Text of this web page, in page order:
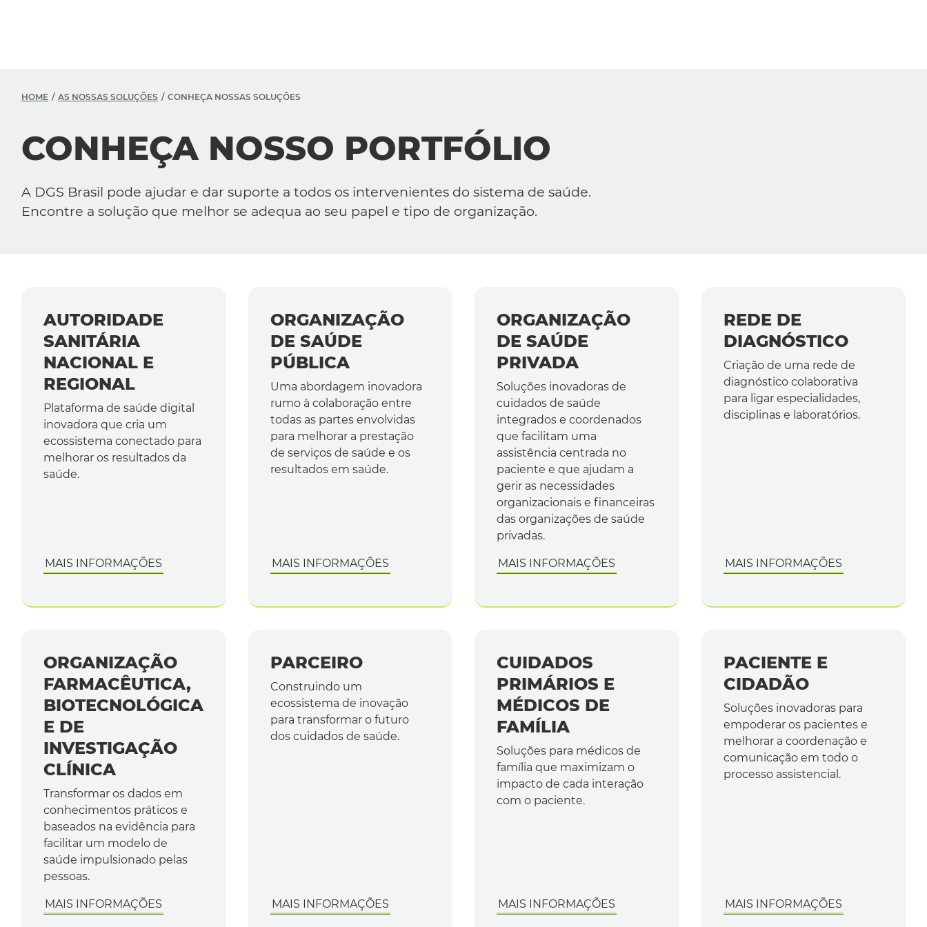
Escolha a sua área de interesse
HOME AS NOSSAS SOLUÇÕES CONHEÇA NOSSAS SOLUÇÕES
CONHEÇA NOSSO PORTFÓLIO
A DGS Brasil pode ajudar e dar suporte a todos os intervenientes do sistema de saúde.
Encontre a solução que melhor se adequa ao seu papel e tipo de organização.
AUTORIDADE
SANITÁRIA
NACIONAL E
REGIONAL
Plataforma de saúde digital
inovadora que cria um
ecossistema conectado para
melhorar os resultados da
saúde.
MAIS INFORMAÇÕES
ORGANIZAÇÃO
DE SAÚDE
PÚBLICA
Uma abordagem inovadora
rumo à colaboração entre
todas as partes envolvidas
para melhorar a prestação
de serviços de saúde e os
resultados em saúde.
MAIS INFORMAÇÕES
ORGANIZAÇÃO
DE SAÚDE
PRIVADA
Soluções inovadoras de
cuidados de saúde
integrados e coordenados
que facilitam uma
assistência centrada no
paciente e que ajudam a
gerir as necessidades
organizacionais e financeiras
das organizações de saúde
privadas.
MAIS INFORMAÇÕES
REDE DE
DIAGNÓSTICO
Criação de uma rede de
diagnóstico colaborativa
para ligar especialidades,
disciplinas e laboratórios.
MAIS INFORMAÇÕES
ORGANIZAÇÃO
FARMACÊUTICA,
BIOTECNOLÓGICA
E DE
INVESTIGAÇÃO
CLÍNICA
Transformar os dados em
conhecimentos práticos e
baseados na evidência para
facilitar um modelo de
saúde impulsionado pelas
pessoas.
MAIS INFORMAÇÕES
PARCEIRO
Construindo um
ecossistema de inovação
para transformar o futuro
dos cuidados de saúde.
MAIS INFORMAÇÕES
CUIDADOS
PRIMÁRIOS E
MÉDICOS DE
FAMÍLIA
Soluções para médicos de
família que maximizam o
impacto de cada interação
com o paciente.
MAIS INFORMAÇÕES
PACIENTE E
CIDADÃO
Soluções inovadoras para
empoderar os pacientes e
melhorar a coordenação e
comunicação em todo o
processo assistencial.
MAIS INFORMAÇÕES